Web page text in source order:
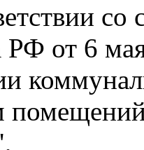
со
РФ от 6